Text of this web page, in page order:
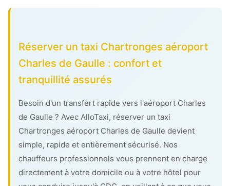
Réserver un taxi Chartronges aéroport
Charles de Gaulle : confort et
tranquillité assurés
Besoin d'un transfert rapide vers l'aéroport Charles
de Gaulle ? Avec AlloTaxi, réserver un taxi
Chartronges aéroport Charles de Gaulle devient
simple, rapide et entièrement sécurisé. Nos
chauffeurs professionnels vous prennent en charge
directement à votre domicile ou à votre hôtel pour